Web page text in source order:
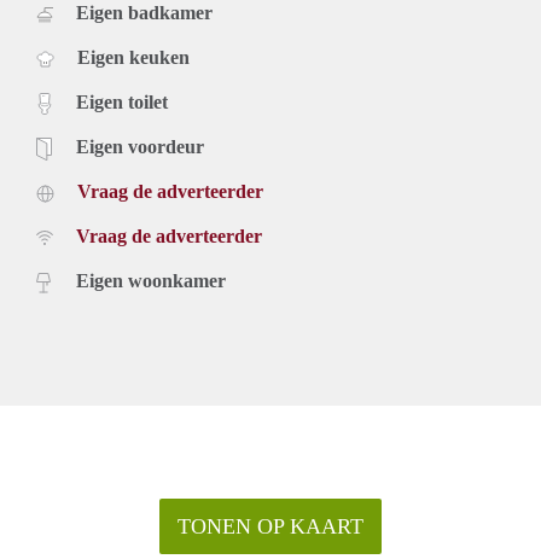
Eigen badkamer
Eigen keuken
Eigen toilet
Eigen voordeur
Vraag de adverteerder
Vraag de adverteerder
Eigen woonkamer
TONEN OP KAART